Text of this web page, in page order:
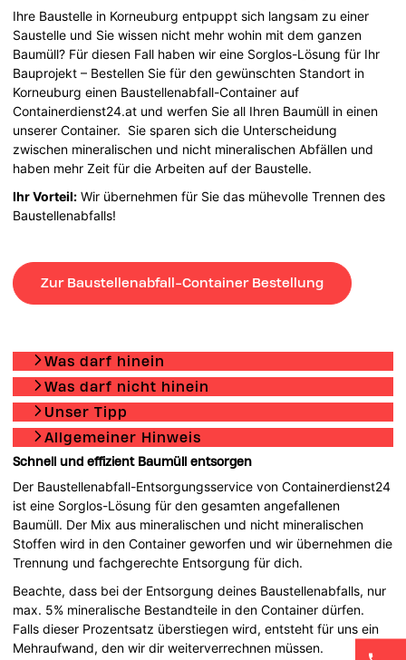
Ihre Baustelle in Korneuburg entpuppt sich langsam zu einer
Saustelle und Sie wissen nicht mehr wohin mit dem ganzen
Baumüll? Für diesen Fall haben wir eine Sorglos-Lösung für Ihr
Bauprojekt – Bestellen Sie für den gewünschten Standort in
Korneuburg einen Baustellenabfall-Container auf
Containerdienst24.at und werfen Sie all Ihren Baumüll in einen
unserer Container. Sie sparen sich die Unterscheidung
zwischen mineralischen und nicht mineralischen Abfällen und
haben mehr Zeit für die Arbeiten auf der Baustelle.
Ihr Vorteil: Wir übernehmen für Sie das mühevolle Trennen des
Baustellenabfalls!
Zur Baustellenabfall-Container Bestellung
Was darf hinein
Was darf nicht hinein
Unser Tipp
Allgemeiner Hinweis
Schnell und effizient Baumüll entsorgen
Der Baustellenabfall-Entsorgungsservice von Containerdienst24
ist eine Sorglos-Lösung für den gesamten angefallenen
Baumüll. Der Mix aus mineralischen und nicht mineralischen
Stoffen wird in den Container geworfen und wir übernehmen die
Trennung und fachgerechte Entsorgung für dich.
Beachte, dass bei der Entsorgung deines Baustellenabfalls, nur
max. 5% mineralische Bestandteile in den Container dürfen.
Falls dieser Prozentsatz überstiegen wird, entsteht für uns ein
Mehraufwand, den wir dir weiterverrechnen müssen.